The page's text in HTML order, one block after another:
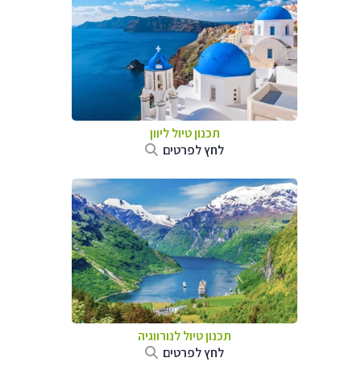
תכנון טיול ליוון
לחץ לפרטים
תכנון טיול לנורווגיה
לחץ לפרטים